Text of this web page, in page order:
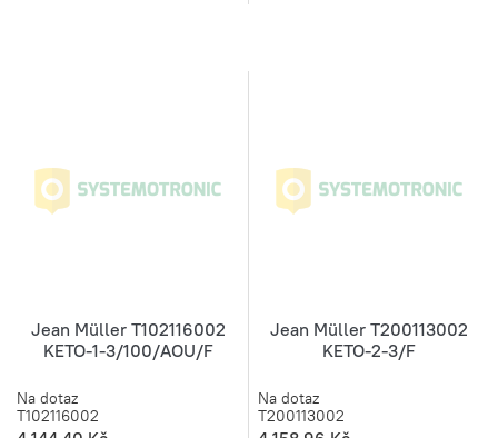
Jean Müller T102116002
KETO-1-3/100/AOU/F
Na dotaz
T102116002
Jean Müller T200113002
KETO-2-3/F
Na dotaz
T200113002